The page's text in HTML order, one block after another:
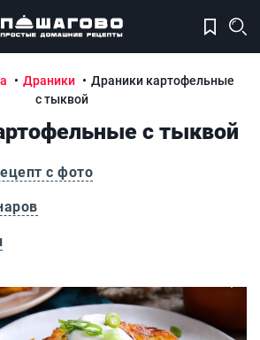
Драники
Драники картофельные
с тыквой
с тыквой
с фото
с тыквой